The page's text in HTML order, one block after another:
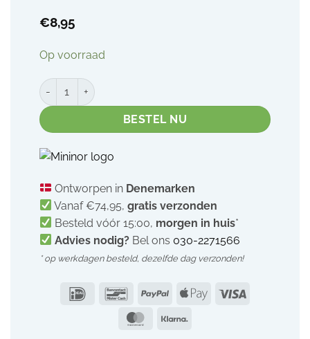
€8,95
Op voorraad
Mininor flesspeen | siliconen | 9 maanden | 2 stuks aantal
BESTEL NU
Ontworpen in Denemarken
Vanaf €74,95,gratis verzonden
Besteld vóór 15:00, morgen in huis*
Advies nodig? Bel ons 030-2271566
* op werkdagen besteld, dezelfde dag verzonden!
IDeal Bancontact
PayPal Apple
Visa
MasterCard
Klarna